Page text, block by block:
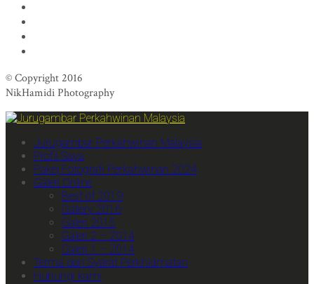
© Copyright 2016
NikHamidi Photography
Jurugambar Perkahwinan Malaysia
Profil Saya
Pakej Fotografi Perkahwinan 2024
Galeri Online
Best of 2019
Gallery 2016
Galeri 2015
Galeri 2 – 2014
Galeri 1 – 2014
Terma dan Syarat Perkhidmatan
Hubungi kami